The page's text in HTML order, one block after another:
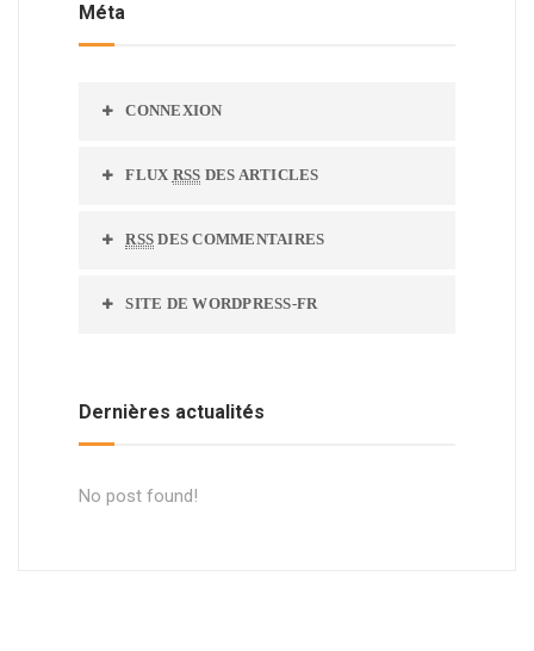
Méta
CONNEXION
FLUX RSS DES ARTICLES
RSS DES COMMENTAIRES
SITE DE WORDPRESS-FR
Dernières actualités
No post found!